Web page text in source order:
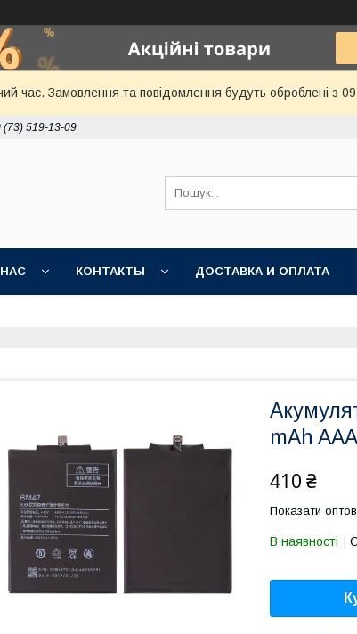
час. Замовлення та повідомлення будуть оброблені з
(73) 519-13-09
КОНТАКТЫ ДОСТАВКА И ОПЛАТА
mAh
410 ₴
Показати
В наявності